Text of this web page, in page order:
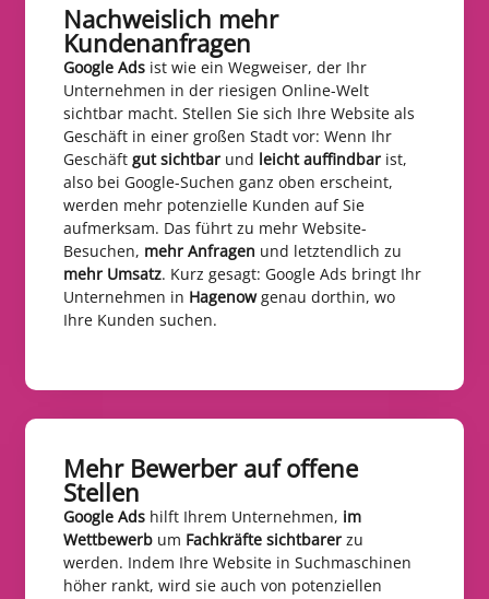
Nachweislich mehr
Kundenanfragen​
Google Ads ist wie ein Wegweiser, der Ihr
Unternehmen in der riesigen Online-Welt
sichtbar macht. Stellen Sie sich Ihre Website als
Geschäft in einer großen Stadt vor: Wenn Ihr
Geschäft gut sichtbar und leicht auffindbar ist,
also bei Google-Suchen ganz oben erscheint,
werden mehr potenzielle Kunden auf Sie
aufmerksam. Das führt zu mehr Website-
Besuchen, mehr Anfragen und letztendlich zu
mehr Umsatz. Kurz gesagt: Google Ads bringt Ihr
Unternehmen in Hagenowgenau dorthin, wo
Ihre Kunden suchen.
Mehr Bewerber auf offene
Stellen​
Google Ads hilft Ihrem Unternehmen, im
Wettbewerb um Fachkräfte sichtbarer zu
werden. Indem Ihre Website in Suchmaschinen
höher rankt, wird sie auch von potenziellen